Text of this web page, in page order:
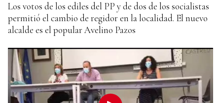
Los votos de los ediles del PP y de dos de los socialistas
permitió el cambio de regidor en la localidad. El nuevo
alcalde es el popular Avelino Pazos